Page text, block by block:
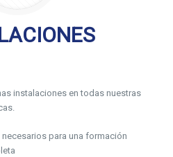
instalaciones en todas nuestras
para una formación